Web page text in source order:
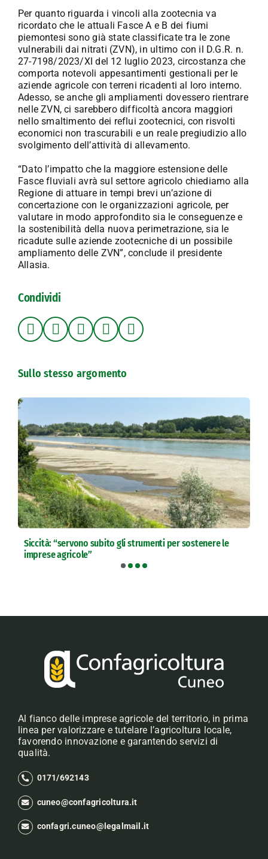
Per quanto riguarda i vincoli alla zootecnia va
ricordato che le attuali Fasce A e B dei fiumi
piemontesi sono già state classificate tra le zone
vulnerabili dai nitrati (ZVN), in ultimo con il D.G.R. n.
27-7198/2023/XI del 12 luglio 2023, circostanza che
comporta notevoli appesantimenti gestionali per le
aziende agricole con terreni ricadenti al loro interno.
Adesso, se anche gli ampliamenti dovessero rientrare
nelle ZVN, ci sarebbero difficoltà ancora maggiori
nello smaltimento dei reflui zootecnici, con risvolti
economici non trascurabili e un reale pregiudizio allo
svolgimento dell’attività di allevamento.
“Dato l’impatto che la maggiore estensione delle
Fasce fluviali avrà sul settore agricolo chiediamo alla
Regione di attuare in tempi brevi un’azione di
concertazione con le organizzazioni agricole, per
valutare in modo approfondito sia le conseguenze e
la sostenibilità della nuova perimetrazione, sia le
ricadute sulle aziende zootecniche di un possibile
ampliamento delle ZVN”, conclude il presidente
Allasia.
Condividi
Sullo stesso argomento
Siccità: “servono subito gli strumenti per sostenere le
imprese agricole”
Al fianco delle imprese agricole del territorio, in prima
linea per valorizzare e tutelare l’agricoltura locale,
favorendo innovazione e garantendo servizi di
qualità.
0171/692143
cuneo@confagricoltura.it
confagri.cuneo@legalmail.it